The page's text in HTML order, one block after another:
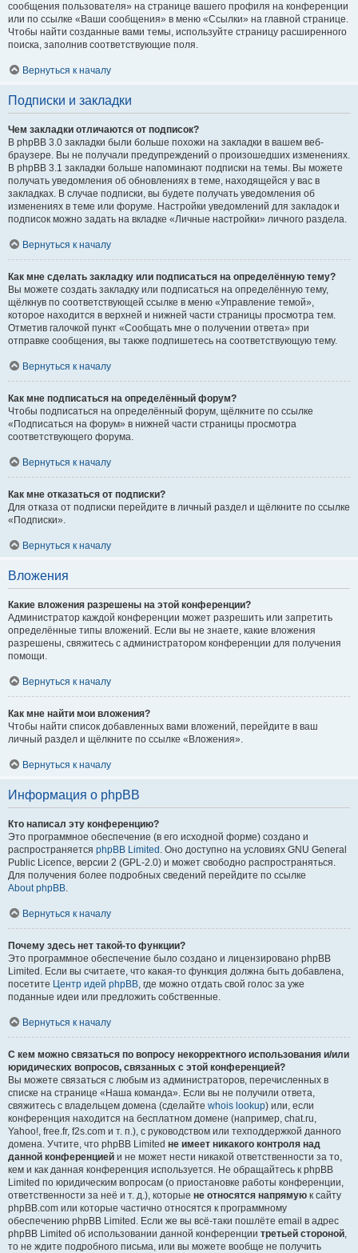
сообщения пользователя» на странице вашего профиля на конференции
или по ссылке «Ваши сообщения» в меню «Ссылки» на главной странице.
Чтобы найти созданные вами темы, используйте страницу расширенного
поиска, заполнив соответствующие поля.
Вернуться к началу
Подписки и закладки
Чем закладки отличаются от подписок?
В phpBB 3.0 закладки были больше похожи на закладки в вашем веб-
браузере. Вы не получали предупреждений о произошедших изменениях.
В phpBB 3.1 закладки больше напоминают подписки на темы. Вы можете
получать уведомления об обновлениях в теме, находящейся у вас в
закладках. В случае подписки, вы будете получать уведомления об
изменениях в теме или форуме. Настройки уведомлений для закладок и
подписок можно задать на вкладке «Личные настройки» личного раздела.
Вернуться к началу
Как мне сделать закладку или подписаться на определённую тему?
Вы можете создать закладку или подписаться на определённую тему,
щёлкнув по соответствующей ссылке в меню «Управление темой»,
которое находится в верхней и нижней части страницы просмотра тем.
Отметив галочкой пункт «Сообщать мне о получении ответа» при
отправке сообщения, вы также подпишетесь на соответствующую тему.
Вернуться к началу
Как мне подписаться на определённый форум?
Чтобы подписаться на определённый форум, щёлкните по ссылке
«Подписаться на форум» в нижней части страницы просмотра
соответствующего форума.
Вернуться к началу
Как мне отказаться от подписки?
Для отказа от подписки перейдите в личный раздел и щёлкните по ссылке
«Подписки».
Вернуться к началу
Вложения
Какие вложения разрешены на этой конференции?
Администратор каждой конференции может разрешить или запретить
определённые типы вложений. Если вы не знаете, какие вложения
разрешены, свяжитесь с администратором конференции для получения
помощи.
Вернуться к началу
Как мне найти мои вложения?
Чтобы найти список добавленных вами вложений, перейдите в ваш
личный раздел и щёлкните по ссылке «Вложения».
Вернуться к началу
Информация о phpBB
Кто написал эту конференцию?
Это программное обеспечение (в его исходной форме) создано и
распространяется phpBB Limited . Оно доступно на условиях GNU General
Public Licence, версии 2 (GPL-2.0) и может свободно распространяться.
Для получения более подробных сведений перейдите по ссылке
About phpBB.
Вернуться к началу
Почему здесь нет такой-то функции?
Это программное обеспечение было создано и лицензировано phpBB
Limited. Если вы считаете, что какая-то функция должна быть добавлена,
посетите Центр идей phpBB, где можно отдать свой голос за уже
поданные идеи или предложить собственные.
Вернуться к началу
С кем можно связаться по вопросу некорректного использования и/или
юридических вопросов, связанных с этой конференцией?
Вы можете связаться с любым из администраторов, перечисленных в
списке на странице «Наша команда». Если вы не получили ответа,
свяжитесь с владельцем домена (сделайте whois lookup) или, если
конференция находится на бесплатном домене (например, chat.ru,
Yahoo!, free.fr, f2s.com и т. п.), с руководством или техподдержкой данного
домена. Учтите, что phpBB Limited не имеет никакого контроля над
данной конференцией и не может нести никакой ответственности за то,
кем и как данная конференция используется. Не обращайтесь к phpBB
Limited по юридическим вопросам (о приостановке работы конференции,
ответственности за неё и т. д.), которые не относятся напрямую к сайту
phpBB.com или которые частично относятся к программному
обеспечению phpBB Limited. Если же вы всё-таки пошлёте email в адрес
phpBB Limited об использовании данной конференции третьей стороной,
то не ждите подробного письма, или вы можете вообще не получить